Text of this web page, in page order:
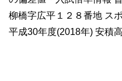
柳橋字広平１２８番地 ス
平成30年度(2018年) 安積